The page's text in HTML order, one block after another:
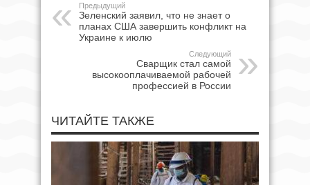
Предыдущий
Зеленский заявил, что не знает о
планах США завершить конфликт на
Украине к июлю
Следующий
Сварщик стал самой
высокооплачиваемой рабочей
профессией в России
ЧИТАЙТЕ ТАКЖЕ